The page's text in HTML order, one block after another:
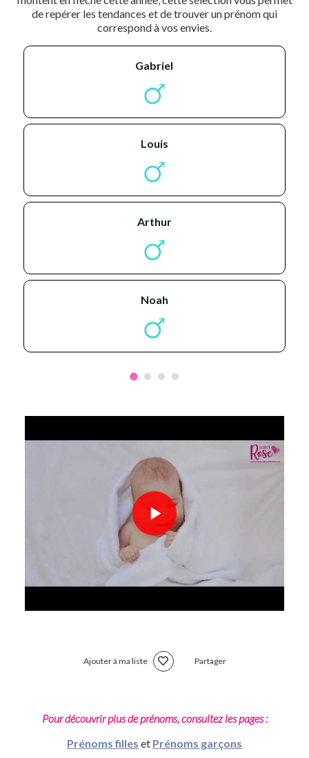
de repérer les tendances et de trouver un prénom qui
correspond à vos envies.
gabriel
louis
arthur
noah
Ajouter à ma liste Partager
Pour découvrir plus de prénoms, consultez les pages :
Prénoms filles et Prénoms garçons